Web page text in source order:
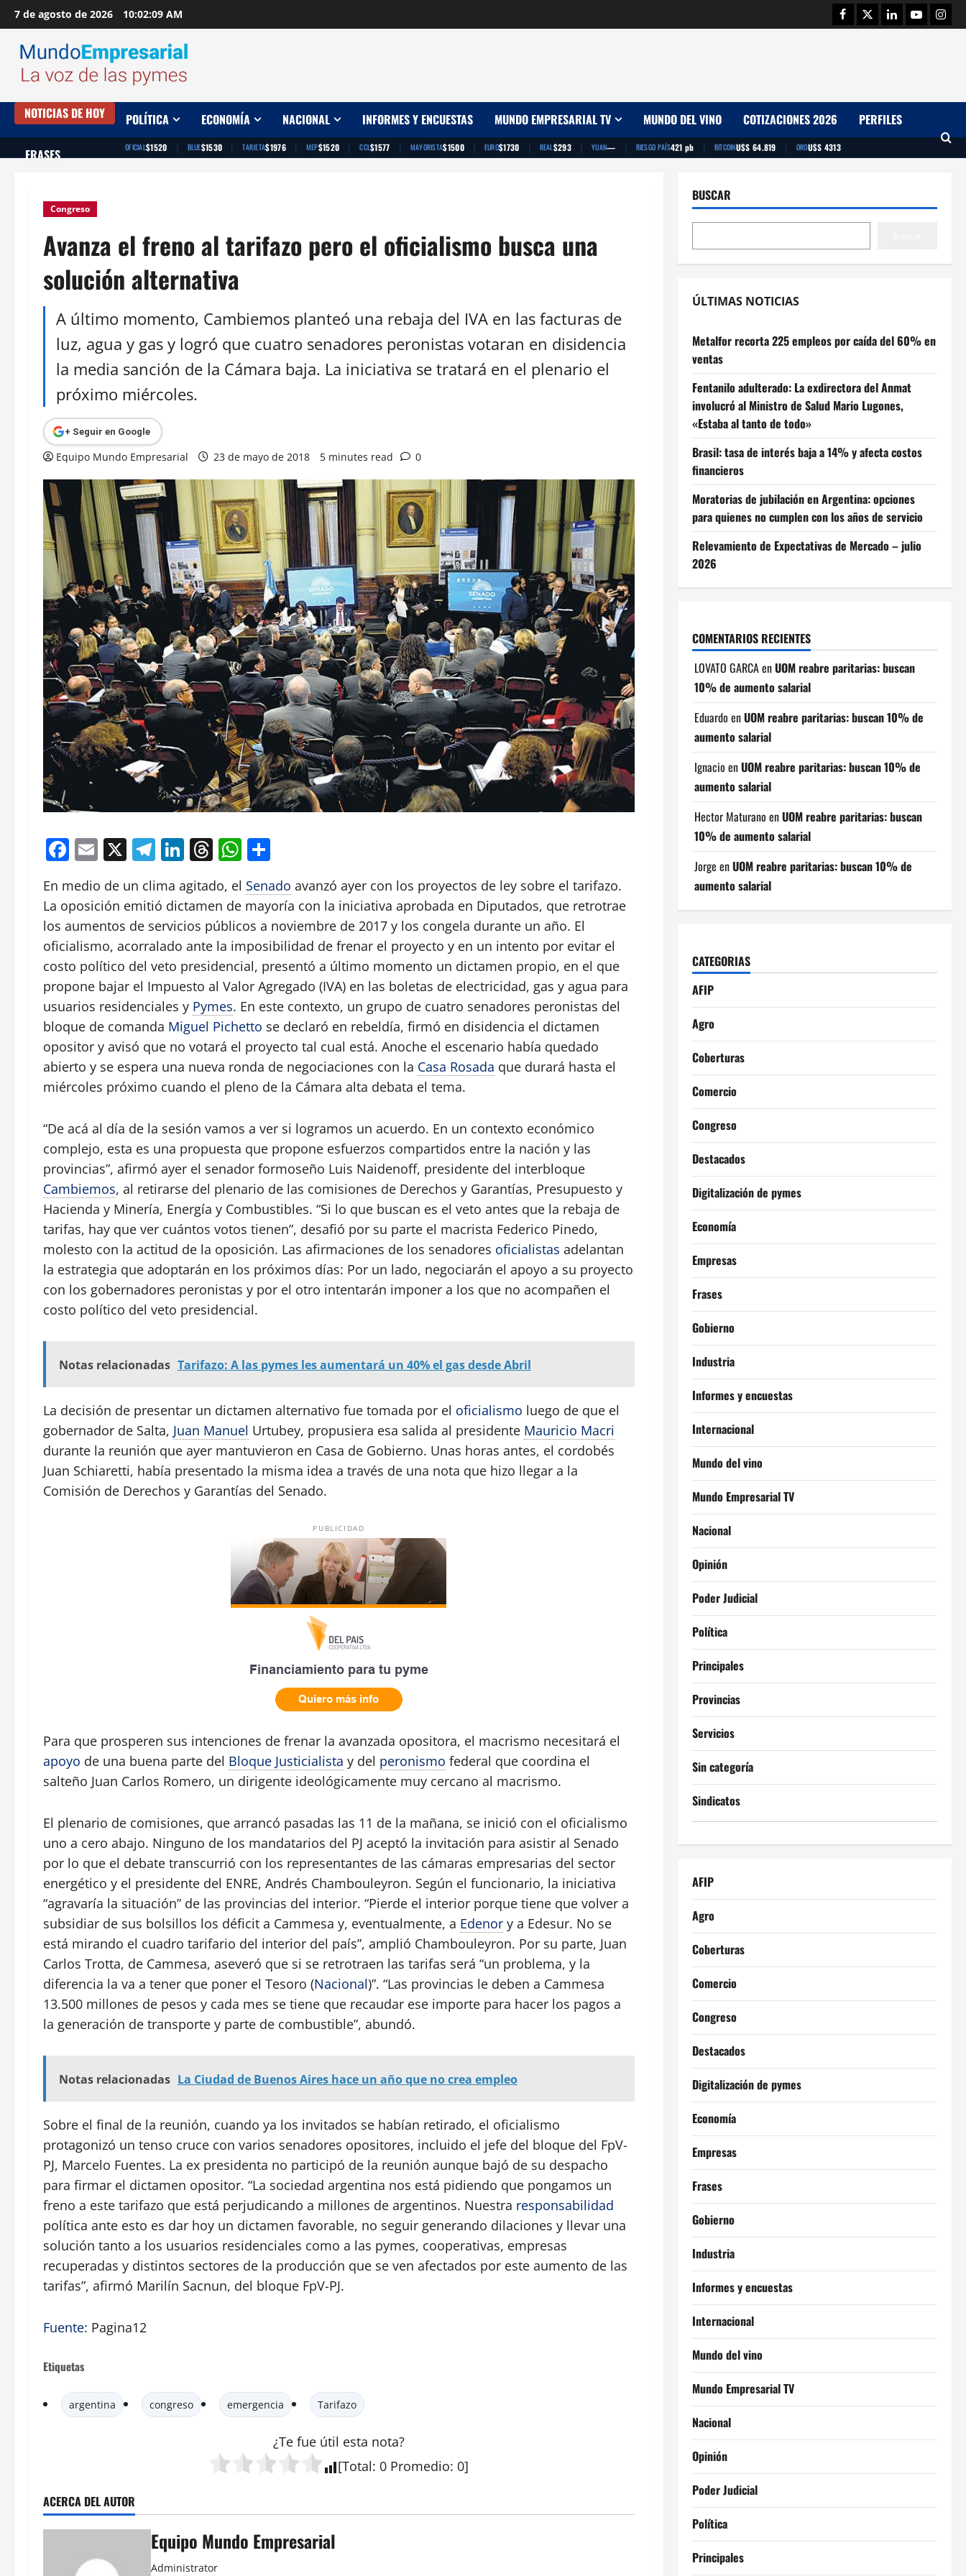
Saltar
al
contenido
7 de agosto de 2026 10:02:10 AM Facebook
TwitterLinkedinYoutube
NOTICIAS DE HOY POLÍTICA ECONOMÍA NACIONAL INFORMES Y ENCUESTAS MUNDO EMPRESARIAL TV MUNDO DEL VINO COTIZACIONES 2026 PERFILES
FRASES OFICIAL$1520 | BLUE$1530 | TARJETA$1976 | MEP$1520 | CCL$1577 | MAYORISTA$1500 | EURO$1730 | REAL$293 | YUAN— | RIESGO PAÍS421 pb | BITCOINU$S 64.819 | OROU$S 4313
Congreso
Avanza el freno al tarifazo pero el oficialismo busca una
solución alternativa
A último momento, Cambiemos planteó una rebaja del IVA en las facturas de
luz, agua y gas y logró que cuatro senadores peronistas votaran en disidencia
la media sanción de la Cámara baja. La iniciativa se tratará en el plenario el
próximo miércoles.
+ Seguir en Google
Equipo Mundo Empresarial 23 de mayo de 2018 5 minutes read 0
Facebook
Email
X Telegram
LinkedIn
Threads
WhatsApp
En medio de un clima agitado, el Senado avanzó ayer con los proyectos de ley sobre el tarifazo.
La oposición emitió dictamen de mayoría con la iniciativa aprobada en Diputados, que retrotrae
los aumentos de servicios públicos a noviembre de 2017 y los congela durante un año. El
oficialismo, acorralado ante la imposibilidad de frenar el proyecto y en un intento por evitar el
costo político del veto presidencial, presentó a último momento un dictamen propio, en el que
propone bajar el Impuesto al Valor Agregado (IVA) en las boletas de electricidad, gas y agua para
usuarios residenciales y Pymes. En este contexto, un grupo de cuatro senadores peronistas del
bloque de comanda Miguel Pichetto se declaró en rebeldía, firmó en disidencia el dictamen
opositor y avisó que no votará el proyecto tal cual está. Anoche el escenario había quedado
abierto y se espera una nueva ronda de negociaciones con la Casa Rosada que durará hasta el
miércoles próximo cuando el pleno de la Cámara alta debata el tema.
“De acá al día de la sesión vamos a ver si logramos un acuerdo. En un contexto económico
complejo, esta es una propuesta que propone esfuerzos compartidos entre la nación y las
provincias”, afirmó ayer el senador formoseño Luis Naidenoff, presidente del interbloque
Cambiemos, al retirarse del plenario de las comisiones de Derechos y Garantías, Presupuesto y
Hacienda y Minería, Energía y Combustibles. “Si lo que buscan es el veto antes que la rebaja de
tarifas, hay que ver cuántos votos tienen”, desafió por su parte el macrista Federico Pinedo,
molesto con la actitud de la oposición. Las afirmaciones de los senadores oficialistas adelantan
la estrategia que adoptarán en los próximos días: Por un lado, negociarán el apoyo a su proyecto
con los gobernadores peronistas y por el otro intentarán imponer a los que no acompañen el
costo político del veto presidencial.
Notas relacionadas Tarifazo: A las pymes les aumentará un 40% el gas desde Abril
La decisión de presentar un dictamen alternativo fue tomada por el oficialismo luego de que el
gobernador de Salta, Juan Manuel Urtubey, propusiera esa salida al presidente Mauricio Macri
durante la reunión que ayer mantuvieron en Casa de Gobierno. Unas horas antes, el cordobés
Juan Schiaretti, había presentado la misma idea a través de una nota que hizo llegar a la
Comisión de Derechos y Garantías del Senado.
PUBLICIDAD
Para que prosperen sus intenciones de frenar la avanzada opositora, el macrismo necesitará el
apoyo de una buena parte del Bloque Justicialista y del peronismo federal que coordina el
salteño Juan Carlos Romero, un dirigente ideológicamente muy cercano al macrismo.
El plenario de comisiones, que arrancó pasadas las 11 de la mañana, se inició con el oficialismo
uno a cero abajo. Ninguno de los mandatarios del PJ aceptó la invitación para asistir al Senado
por lo que el debate transcurrió con los representantes de las cámaras empresarias del sector
energético y el presidente del ENRE, Andrés Chambouleyron. Según el funcionario, la iniciativa
“agravaría la situación” de las provincias del interior. “Pierde el interior porque tiene que volver a
subsidiar de sus bolsillos los déficit a Cammesa y, eventualmente, a Edenor y a Edesur. No se
está mirando el cuadro tarifario del interior del país”, amplió Chambouleyron. Por su parte, Juan
Carlos Trotta, de Cammesa, aseveró que si se retrotraen las tarifas será “un problema, y la
diferencia la va a tener que poner el Tesoro (Nacional)”. “Las provincias le deben a Cammesa
13.500 millones de pesos y cada mes se tiene que recaudar ese importe para hacer los pagos a
la generación de transporte y parte de combustible”, abundó.
Notas relacionadas La Ciudad de Buenos Aires hace un año que no crea empleo
Sobre el final de la reunión, cuando ya los invitados se habían retirado, el oficialismo
protagonizó un tenso cruce con varios senadores opositores, incluido el jefe del bloque del FpV-
PJ, Marcelo Fuentes. La ex presidenta no participó de la reunión aunque bajó de su despacho
para firmar el dictamen opositor. “La sociedad argentina nos está pidiendo que pongamos un
freno a este tarifazo que está perjudicando a millones de argentinos. Nuestra responsabilidad
política ante esto es dar hoy un dictamen favorable, no seguir generando dilaciones y llevar una
solución tanto a los usuarios residenciales como a las pymes, cooperativas, empresas
recuperadas y distintos sectores de la producción que se ven afectados por este aumento de las
tarifas”, afirmó Marilín Sacnun, del bloque FpV-PJ.
Fuente: Pagina12
Etiquetas
argentina congreso emergencia Tarifazo
¿Te fue útil esta nota?
[Total: 0 Promedio: 0]
ACERCA DEL AUTOR
Equipo Mundo Empresarial
Administrator
BUSCAR
ÚLTIMAS NOTICIAS
Metalfor recorta 225 empleos por caída del 60% en
ventas
Fentanilo adulterado: La exdirectora del Anmat
involucró al Ministro de Salud Mario Lugones,
«Estaba al tanto de todo»
Brasil: tasa de interés baja a 14% y afecta costos
financieros
Moratorias de jubilación en Argentina: opciones
para quienes no cumplen con los años de servicio
Relevamiento de Expectativas de Mercado – julio
2026
COMENTARIOS RECIENTES
LOVATO GARCAenUOM reabre paritarias: buscan
10% de aumento salarial
Eduardo enUOM reabre paritarias: buscan 10% de
aumento salarial
Ignacio enUOM reabre paritarias: buscan 10% de
aumento salarial
Hector Maturano enUOM reabre paritarias: buscan
10% de aumento salarial
Jorge enUOM reabre paritarias: buscan 10% de
aumento salarial
CATEGORIAS
AFIP
Agro
Coberturas
Comercio
Congreso
Destacados
Digitalización de pymes
Economía
Empresas
Frases
Gobierno
Industria
Informes y encuestas
Internacional
Mundo del vino
Mundo Empresarial TV
Nacional
Opinión
Poder Judicial
Política
Principales
Provincias
Servicios
Sin categoría
Sindicatos
AFIP
Agro
Coberturas
Comercio
Congreso
Destacados
Digitalización de pymes
Economía
Empresas
Frases
Gobierno
Industria
Informes y encuestas
Internacional
Mundo del vino
Mundo Empresarial TV
Nacional
Opinión
Poder Judicial
Política
Principales